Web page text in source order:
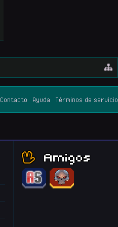
Contacto Ayuda Términos de servicio
Amigos